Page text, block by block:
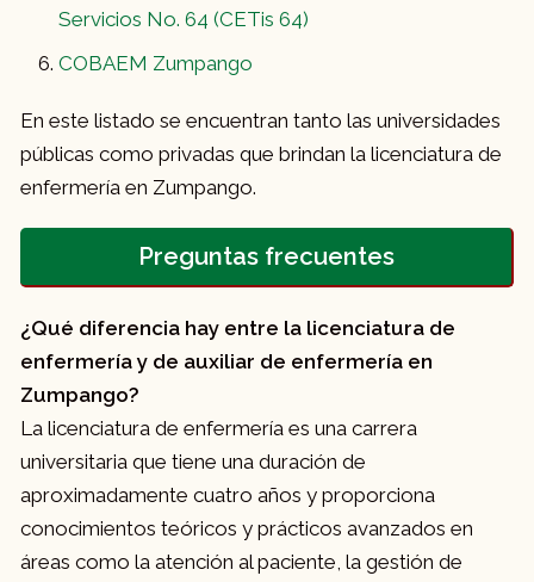
Servicios No. 64 (CETis 64)
COBAEM Zumpango
En este listado se encuentran tanto las universidades
públicas como privadas que brindan la licenciatura de
enfermería en Zumpango.
Preguntas frecuentes
¿Qué diferencia hay entre la licenciatura de
enfermería y de auxiliar de enfermería en
Zumpango?
La licenciatura de enfermería es una carrera
universitaria que tiene una duración de
aproximadamente cuatro años y proporciona
conocimientos teóricos y prácticos avanzados en
áreas como la atención al paciente, la gestión de